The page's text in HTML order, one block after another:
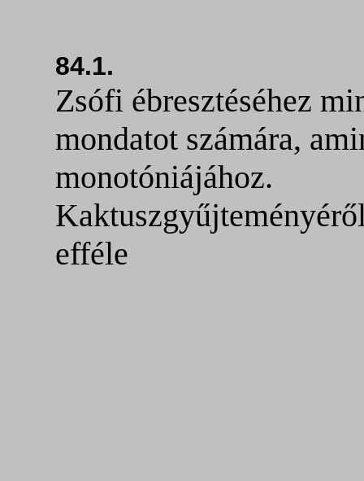
84.1.
Zsófi ébresztéséhez
mondatot számára,
monotóniájához.
efféle